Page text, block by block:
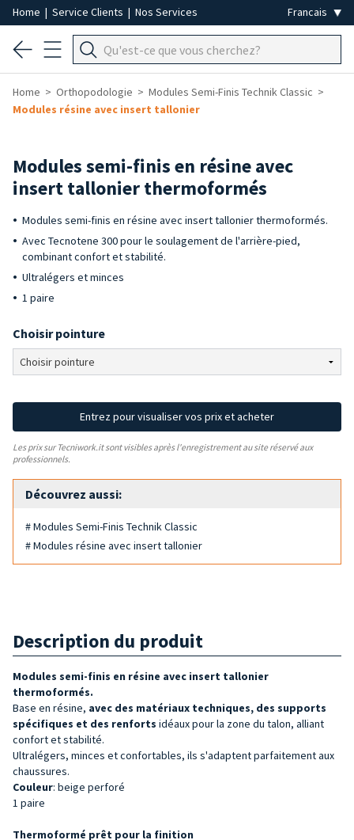
Home | Service Clients | Nos Services
Home Orthopodologie
Modules Semi-Finis Technik Classic
Modules résine avec insert tallonier
Modules semi-finis en résine avec
insert tallonier thermoformés
Modules semi-finis en résine avec insert tallonier thermoformés.
Avec Tecnotene 300 pour le soulagement de l'arrière-pied,
combinant confort et stabilité.
Ultralégers et minces
1 paire
Choisir pointure
Entrez pour visualiser vos prix et acheter
Les prix sur Tecniwork.it sont visibles après l'enregistrement au site réservé aux
professionnels.
Découvrez aussi:
# Modules Semi-Finis Technik Classic
# Modules résine avec insert tallonier
Description du produit
Modules semi-finis en résine avec insert tallonier
thermoformés.
Base en résine, avec des matériaux techniques, des supports
spécifiques et des renforts idéaux pour la zone du talon, alliant
confort et stabilité.
Ultralégers, minces et confortables, ils s'adaptent parfaitement aux
chaussures.
Couleur: beige perforé
1 paire
Thermoformé prêt pour la finition